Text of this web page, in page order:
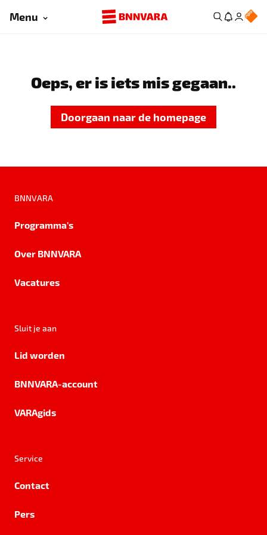
Menu
Oeps, er is iets mis gegaan..
Doorgaan naar de homepage
BNNVARA
Programma's
Over BNNVARA
Vacatures
Sluit je aan
Lid worden
BNNVARA-account
VARAgids
Service
Contact
Pers